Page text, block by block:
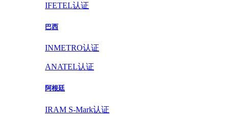
IFETEL认证
巴西
INMETRO认证
ANATEL认证
阿根廷
IRAM S-Mark认证